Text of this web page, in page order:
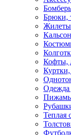
Брюки,
Жилеты
Кофты,
Одежда
Теплая